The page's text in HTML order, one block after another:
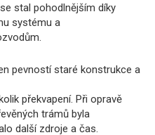
stal pohodlnějším díky
systému a
pevností staré konstrukce a
překvapení. Při opravě
trámů byla
další zdroje a čas.